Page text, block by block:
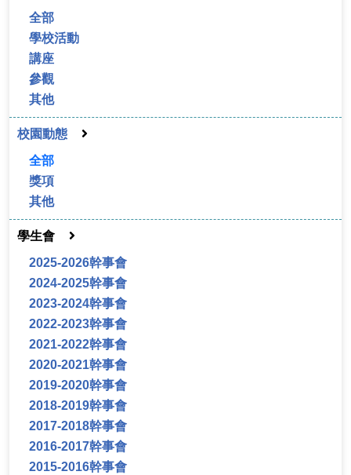
全部
學校活動
講座
參觀
其他
校園動態
全部
獎項
其他
學生會
2025-2026幹事會
2024-2025幹事會
2023-2024幹事會
2022-2023幹事會
2021-2022幹事會
2020-2021幹事會
2019-2020幹事會
2018-2019幹事會
2017-2018幹事會
2016-2017幹事會
2015-2016幹事會